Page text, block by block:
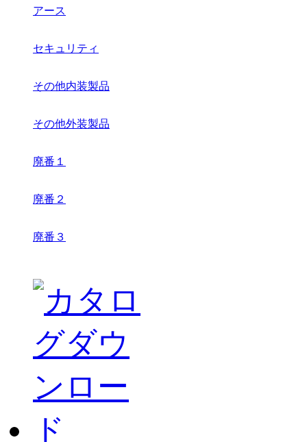
アース
セキュリティ
その他内装製品
その他外装製品
廃番１
廃番２
廃番３